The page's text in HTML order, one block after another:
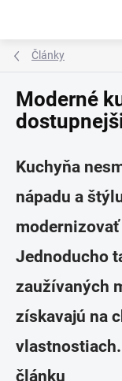
Články
Moderné
Kuchyňa
nápadu a
Jednoducho
zaužívaných
získavajú na
článku